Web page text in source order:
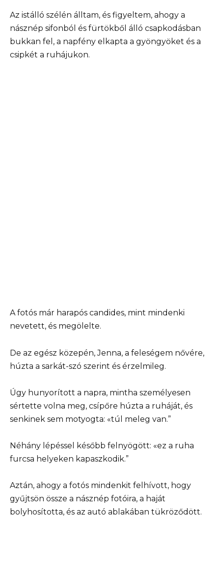
Az istálló szélén álltam, és figyeltem, ahogy a
násznép sifonból és fürtökből álló csapkodásban
bukkan fel, a napfény elkapta a gyöngyöket és a
csipkét a ruhájukon.
A fotós már harapós candides, mint mindenki
nevetett, és megölelte.
De az egész közepén, Jenna, a feleségem nővére,
húzta a sarkát-szó szerint és érzelmileg.
Úgy hunyorított a napra, mintha személyesen
sértette volna meg, csípőre húzta a ruháját, és
senkinek sem motyogta: «túl meleg van.”
Néhány lépéssel később felnyögött: «ez a ruha
furcsa helyeken kapaszkodik.”
Aztán, ahogy a fotós mindenkit felhívott, hogy
gyűjtsön össze a násznép fotóira, a haját
bolyhosította, és az autó ablakában tükröződött.